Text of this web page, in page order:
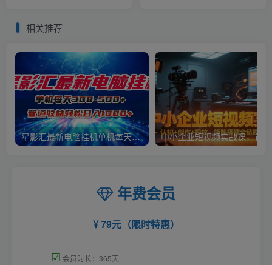
学 相关推荐
星影汇最新电脑挂机单机每天300+团队管道收益轻松日入1000+
年费会员
79元（限时特惠）
☑ 会员时长：365天